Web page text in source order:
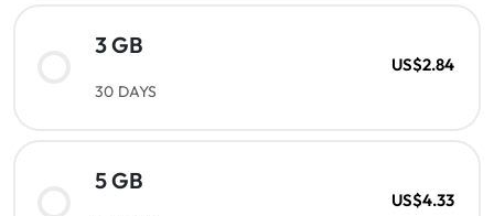
3 GB
30 DAYS
US$2.84
5 GB
US$4.33